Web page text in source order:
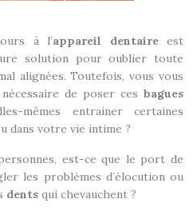
à l’appareil dentaireest
solution pour oublier toute
alignées. Toutefois, vous vous
de poser ces bagues
mêmes entrainer certaines
dans votre vie intime ?
est-ce que le port de
les problèmes d’élocution ou
dents qui chevauchent ?